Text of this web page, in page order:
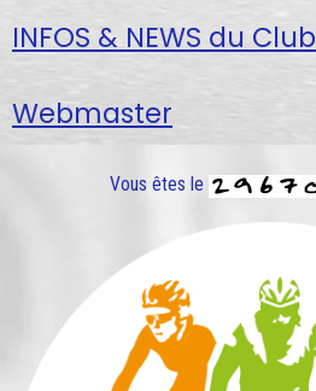
INFOS & NEWS du Club
Webmaster
Vous êtes le